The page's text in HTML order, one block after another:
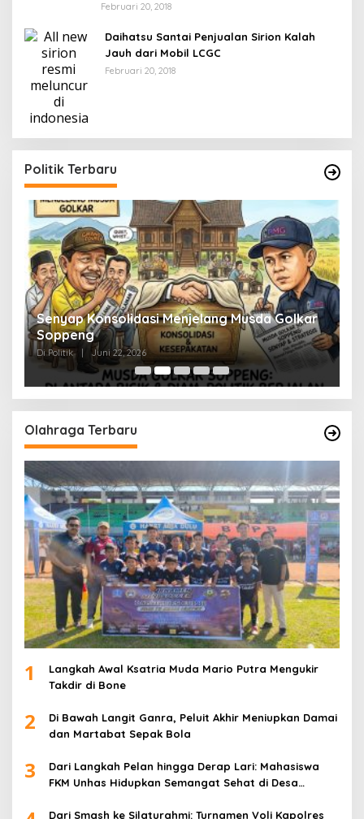
Februari 20, 2018
Daihatsu Santai Penjualan Sirion Kalah
Jauh dari Mobil LCGC
Februari 20, 2018
Politik Terbaru
Senyap Konsolidasi Menjelang Musda Golkar
Soppeng
Di Politik Juni 22, 2026
Olahraga Terbaru
1
Langkah Awal Ksatria Muda Mario Putra Mengukir
Takdir di Bone
2
Di Bawah Langit Ganra, Peluit Akhir Meniupkan Damai
dan Martabat Sepak Bola
3
Dari Langkah Pelan hingga Derap Lari: Mahasiswa
FKM Unhas Hidupkan Semangat Sehat di Desa
Dari Smash ke Silaturahmi: Turnamen Voli Kapolres